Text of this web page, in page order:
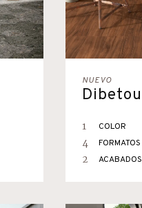
NUEVO
Dibetou
1 COLOR
4 FORMATOS
2 ACABADOS